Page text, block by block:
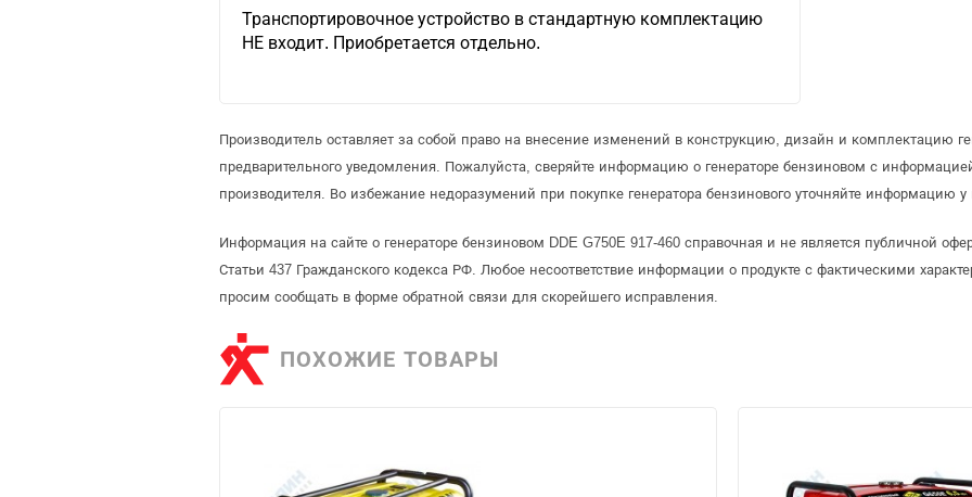
Транспортировочное устройство в стандартную комплектацию
НЕ входит. Приобретается отдельно.
Производитель оставляет за собой право на внесение изменений в конструкцию, дизайн и комплектацию
предварительного уведомления. Пожалуйста, сверяйте информацию о генераторе бензиновом с
производителя. Во избежание недоразумений при покупке генератора бензинового уточняйте информацию у
Информация на сайте о генераторе бензиновом DDE G750E 917-460 справочная и не является публичной
Статьи 437 Гражданского кодекса РФ. Любое несоответствие информации о продукте с фактическими
просим сообщать в форме обратной связи для скорейшего исправления.
ПОХОЖИЕ ТОВАРЫ